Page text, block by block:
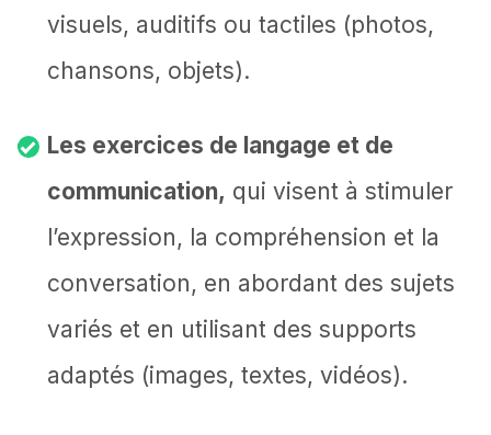
visuels, auditifs ou tactiles (photos,
chansons, objets).
Les exercices de langage et de
communication, qui visent à stimuler
l’expression, la compréhension et la
conversation, en abordant des sujets
variés et en utilisant des supports
adaptés (images, textes, vidéos).